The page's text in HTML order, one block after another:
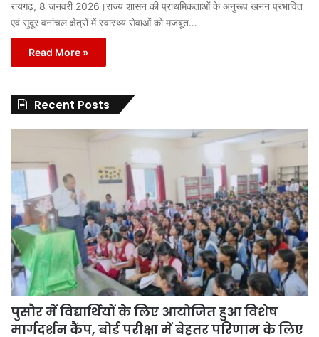
रायगढ़, 8 जनवरी 2026।राज्य शासन की प्राथमिकताओं के अनुरूप खनन प्रभावित
एवं सुदूर वनांचल क्षेत्रों में स्वास्थ्य सेवाओं को मजबूत…
Read More »
Recent Posts
पुसौर में विद्यार्थियों के लिए आयोजित हुआ विशेष
मार्गदर्शन कैंप, बोर्ड परीक्षा में बेहतर परिणाम के लिए